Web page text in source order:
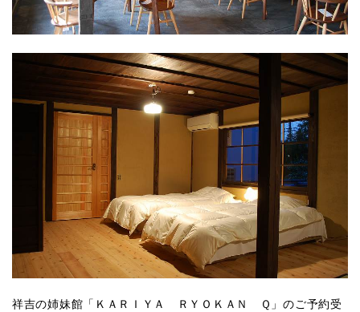
祥吉の姉妹館「ＫＡＲＩＹＡ ＲＹＯＫＡＮ Ｑ」のご予約受